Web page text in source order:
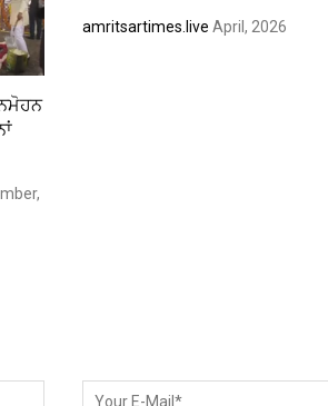
amritsartimes.live April, 2026